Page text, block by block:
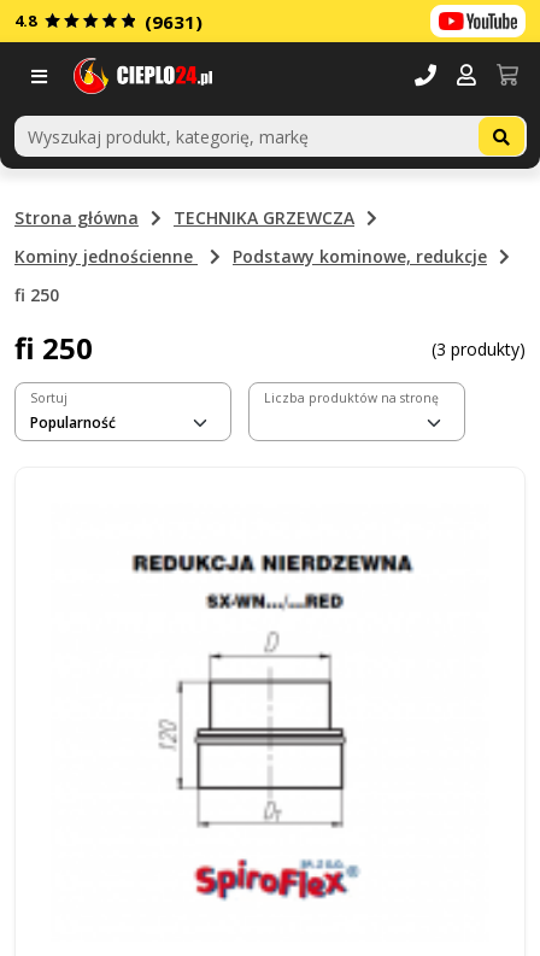
4.8 (9631)
Strona główna
TECHNIKA GRZEWCZA
Kominy jednościenne
Podstawy kominowe, redukcje
fi 250
fi 250 (3 produkty)
Sortuj Liczba produktów na stronę